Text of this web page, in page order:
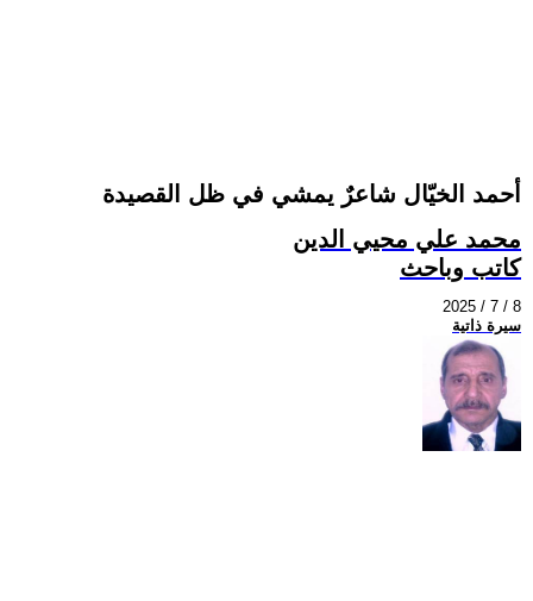
أحمد الخيّال شاعرٌ يمشي في ظل القصيدة
محمد علي محيي الدين
كاتب وباحث
2025 / 7 / 8
سيرة ذاتية